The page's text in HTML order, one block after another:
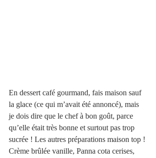
En dessert café gourmand, fais maison sauf
la glace (ce qui m’avait été annoncé), mais
je dois dire que le chef à bon goût, parce
qu’elle était très bonne et surtout pas trop
sucrée ! Les autres préparations maison top !
Crème brûlée vanille, Panna cota cerises,